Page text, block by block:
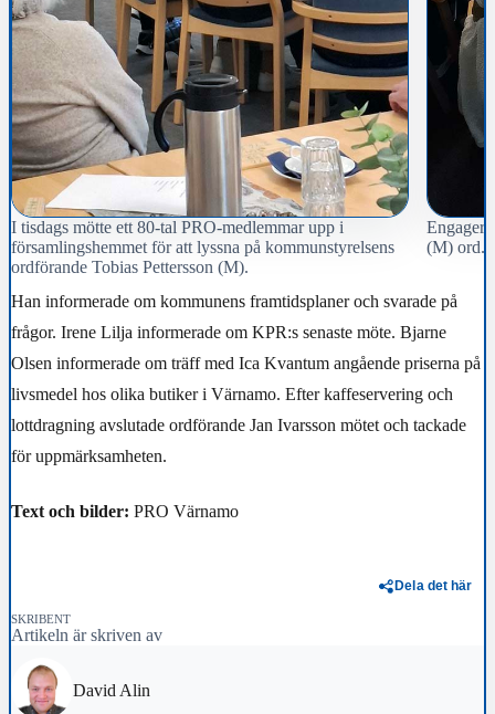
I tisdags mötte ett 80-tal PRO-medlemmar upp i
församlingshemmet för att lyssna på kommunstyrelsens
ordförande Tobias Pettersson (M).
(M) ord.
Han informerade om kommunens framtidsplaner och svarade på
frågor. Irene Lilja informerade om KPR:s senaste möte. Bjarne
Olsen informerade om träff med Ica Kvantum angående priserna på
livsmedel hos olika butiker i Värnamo. Efter kaffeservering och
lottdragning avslutade ordförande Jan Ivarsson mötet och tackade
för uppmärksamheten.
Text och bilder: PRO Värnamo
Dela det här
SKRIBENT
Artikeln är skriven av
David Alin